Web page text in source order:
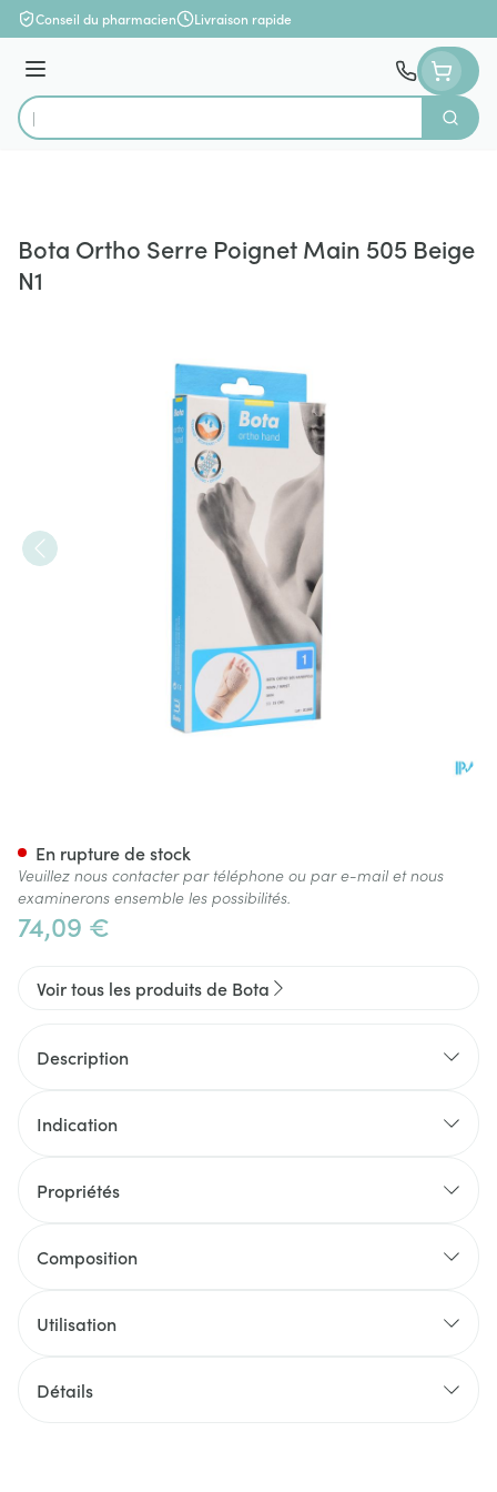
Aller au contenu
Conseil du pharmacien Livraison rapide
Menu
Rechercher
Bota Ortho Serre Poignet Main 505 Beige
N1
74,09 €
En rupture de stock
Veuillez nous contacter par téléphone ou par e-mail et nous
examinerons ensemble les possibilités.
Voir tous les produits de Bota
Description
Indication
Propriétés
Composition
Utilisation
Détails